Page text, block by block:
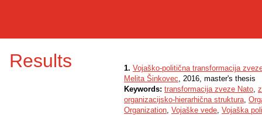
Results 1. Vojaško-politična transformacija
Melita Šinkovec, 2016, master's thesis
Keywords: transformacija zveze Nato,
organizacijsko-hierarhična struktura,
Organization, Vojaške vede, Vojaška